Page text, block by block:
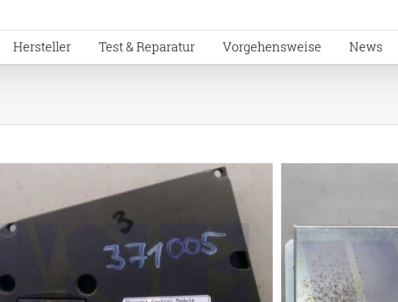
Hersteller Test & Reparatur Vorgehensweise News
Case WX125 Mobilbagger Modul